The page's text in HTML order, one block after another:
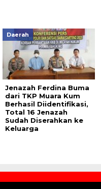
Daerah
Jenazah Ferdina Buma
dari TKP Muara Kum
Berhasil Diidentifikasi,
Total 16 Jenazah
Sudah Diserahkan ke
Keluarga